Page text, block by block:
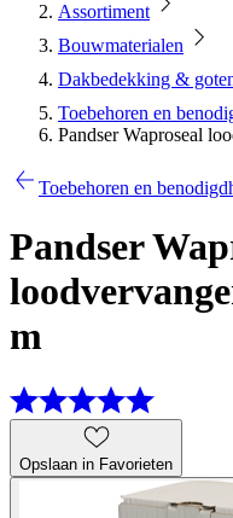
Assortiment
Bouwmaterialen
Dakbedekking &
Toebehoren en
Pandser Waproseal
Toebehoren en
Pandser
m
Opslaan in Favorieten